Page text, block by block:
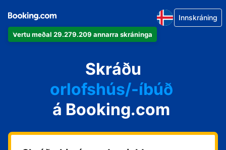
Vertu meðal 29.279.209 annarra skráninga
Innskráning
Skráðu
íbúðina þína
hótelið þitt
orlofshús/-íbúð
gistihúsið þitt
gistiheimilið þitt
á Booking.com